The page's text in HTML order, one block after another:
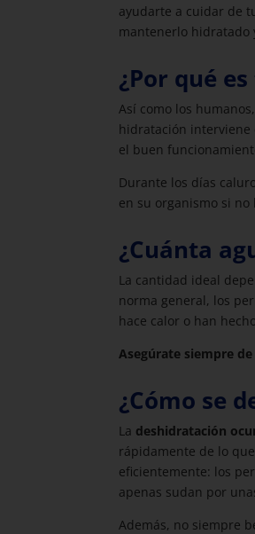
ayudarte a cuidar de
mantenerlo hidratado
¿Por qué
Así como los humanos,
hidratación interviene
el buen
Durante los días
en su organismo si
¿Cuánta
La cantidad ideal
norma general, los
hace calor o han
Asegúrate siempre
¿Cómo se
La deshidratación
rápidamente de lo
eficientemente: los
apenas sudan por
Además, no siempre